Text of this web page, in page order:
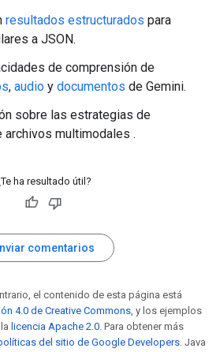
resultados estructurados para
a JSON.
de comprensión de
, audio y documentos de Gemini.
sobre las estrategias de
archivos multimodales .
ha resultado útil?
comentarios
el contenido de esta página está
4.0 de Creative Commons, y los ejemplos
licencia Apache 2.0. Para obtener más
del sitio de Google Developers. Java